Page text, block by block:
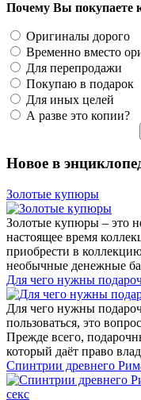
Почему Вы покупаете
Оригиналы дорого
Временно вместо
Для перепродажи
Покупаю в подарок
Для иных целей
А разве это копии?
Новое в
Золотые купюры
Золотые купюры – это
настоящее время
приобрести в
необычные денежные
​Для чего нужны
Для чего нужны
пользоваться, это
Прежде всего,
который даёт право
Спинтрии древнего